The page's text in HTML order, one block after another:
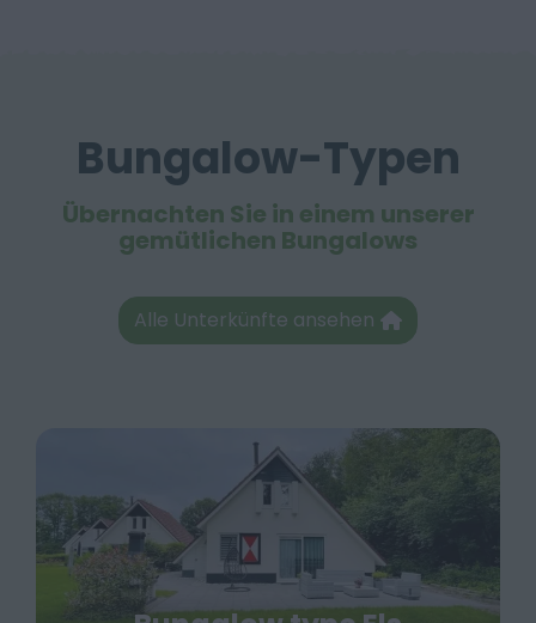
Bungalow-Typen
Übernachten Sie in einem unserer
gemütlichen Bungalows
Alle Unterkünfte ansehen